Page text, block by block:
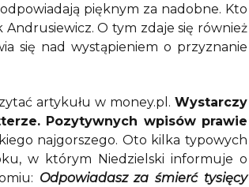
pięknym za nadobne. Kto
O tym zdaje się również
się nad wystąpieniem o przyznanie
artykułu w money.pl. Wystarczy
Pozytywnych wpisów prawie
najgorszego. Oto kilka typowych
w którym Niedzielski informuje o
Odpowiadasz za śmierć tysięcy